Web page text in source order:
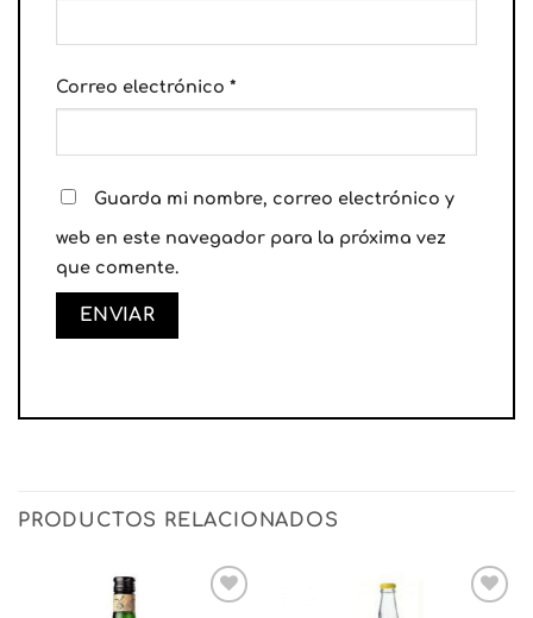
Correo electrónico *
Guarda mi nombre, correo electrónico y
web en este navegador para la próxima vez
que comente.
PRODUCTOS RELACIONADOS